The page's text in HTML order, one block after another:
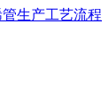
生产工艺流程